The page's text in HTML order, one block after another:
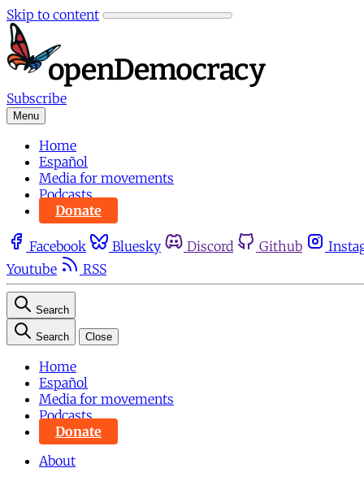
Skip to content
Subscribe
Menu
Home
Español
Media for movements
Podcasts
Donate
Facebook Bluesky Discord Github
Youtube
RSS
Search
Search Close
Home
Español
Media for movements
Podcasts
Donate
About